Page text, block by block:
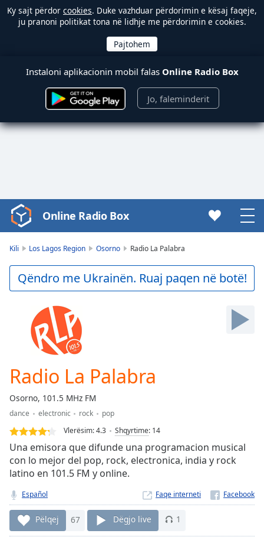
Ky sajt përdor cookies. Duke vazhduar përdorimin e kësaj faqeje,
ju pranoni politikat tona në lidhje me përdorimin e cookies.
Instaloni aplikacionin mobil falas Online Radio Box
Jo, faleminderit
Video
Player
Play
Video
Backward
Current
Time0:00
Duration
Loaded :
0.00%
Stream
TypeLIVE
Seek to
currently
behind
liveLIVE
Remaining
Time-
Online Radio Box
Kili Los Lagos Region Osorno Radio La Palabra
Qëndro me Ukrainën. Ruaj paqen në botë!
Radio La Palabra
Osorno, 101.5 MHz FM
dance electronic rock
pop
Vlerësim:4.3 Shqyrtime: 14
Una emisora que difunde una programacion musical
con lo mejor del pop, rock, electronica, india y rock
latino en 101.5 FM y online.
Español Faqe interneti
Pëlqej 67 Dëgjo live 1